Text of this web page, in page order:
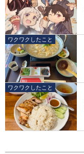
ワクワクしたこと
ワクワクしたこと